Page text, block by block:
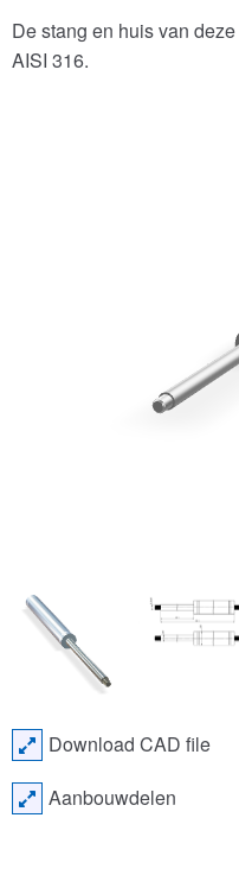
De stang en huis van
AISI 316.
Download CAD file
Aanbouwdelen